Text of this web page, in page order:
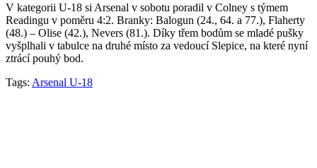
V kategorii U-18 si Arsenal v sobotu poradil v Colney s týmem
Readingu v poměru 4:2. Branky: Balogun (24., 64. a 77.), Flaherty
(48.) – Olise (42.), Nevers (81.). Díky třem bodům se mladé pušky
vyšplhali v tabulce na druhé místo za vedoucí Slepice, na které nyní
ztrácí pouhý bod.
Tags: Arsenal U-18